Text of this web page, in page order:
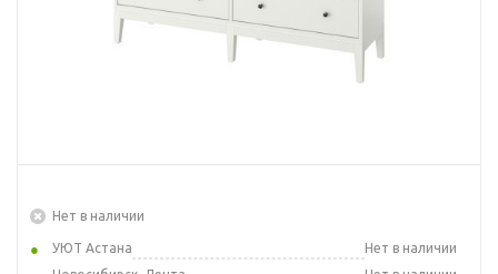
Нет в наличии
УЮТ Астана
Нет в наличии